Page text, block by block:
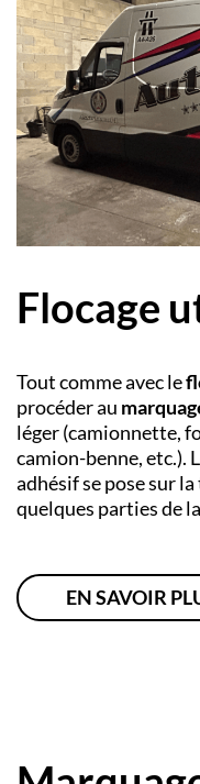
Flocage
Tout comme avec le
procéder au
léger (camionnette,
camion-benne, etc.).
adhésif se pose sur
quelques parties de
EN SAVOIR